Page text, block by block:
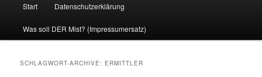
Zum
Inhalt
Zum
sekundären
Start Datenschutzerklärung
Was soll DER Mist? (Impressumersatz)
SCHLAGWORT-ARCHIVE: ERMITTLER